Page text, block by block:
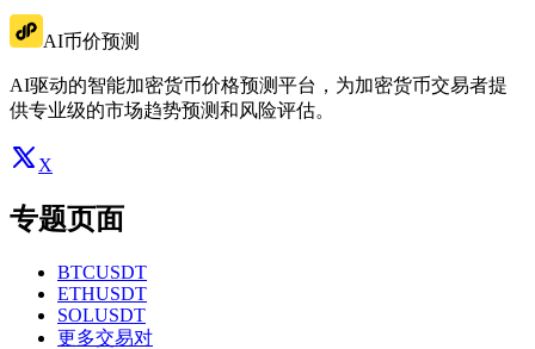
AI币价预测
AI驱动的智能加密货币价格预测平台，为加密货币交易者提
供专业级的市场趋势预测和风险评估。
X
专题页面
BTCUSDT
ETHUSDT
SOLUSDT
更多交易对